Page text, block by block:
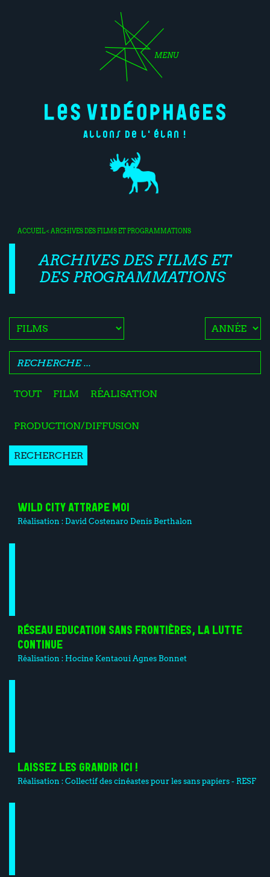
MENU
Allons de l'élan !
ACCUEIL< ARCHIVES DES FILMS ET PROGRAMMATIONS
ARCHIVES DES FILMS ET
DES PROGRAMMATIONS
TOUT FILM RÉALISATION
PRODUCTION/DIFFUSION
RECHERCHER
WILD CITY ATTRAPE MOI
Réalisation : David Costenaro Denis Berthalon
RÉSEAU EDUCATION SANS FRONTIÈRES, LA LUTTE
CONTINUE
Réalisation : Hocine Kentaoui Agnes Bonnet
LAISSEZ LES GRANDIR ICI !
Réalisation :Collectif des cinéastes pour les sans papiers - RESF